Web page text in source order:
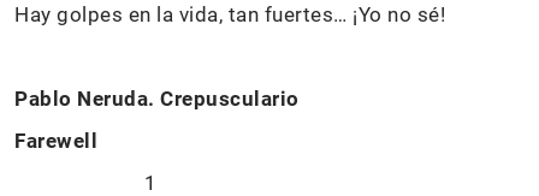
Hay golpes en la vida, tan fuertes… ¡Yo no sé!
Pablo Neruda. Crepusculario
Farewell
1